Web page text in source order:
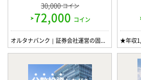
30,000コイン
72,000 コイン
オルタナバンク｜証券会社運営の固定利回り投資(300万円)